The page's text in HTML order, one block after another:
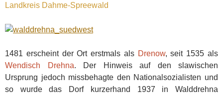
Landkreis Dahme-Spreewald
1481 erscheint der Ort erstmals als Drenow, seit 1535 als
Wendisch Drehna. Der Hinweis auf den slawischen
Ursprung jedoch missbehagte den Nationalsozialisten und
so wurde das Dorf kurzerhand 1937 in Walddrehna